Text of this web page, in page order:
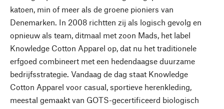
katoen, min of meer als de groene pioniers van
Denemarken. In 2008 richtten zij als logisch gevolg en
opnieuw als team, ditmaal met zoon Mads, het label
Knowledge Cotton Apparel op, dat nu het traditionele
erfgoed combineert met een hedendaagse duurzame
bedrijfsstrategie. Vandaag de dag staat Knowledge
Cotton Apparel voor casual, sportieve herenkleding,
meestal gemaakt van GOTS-gecertificeerd biologisch